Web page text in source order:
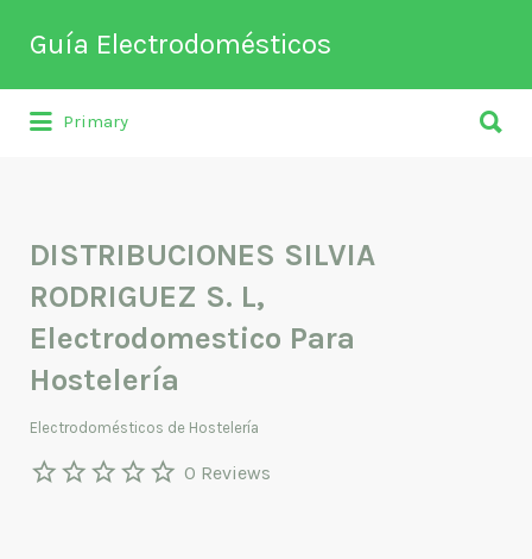
Guía Electrodomésticos
Directorio de empresas relacionadas
Buscar
por:
Primary
por:
DISTRIBUCIONES SILVIA
RODRIGUEZ S. L,
Electrodomestico Para
Hostelería
Electrodomésticos de Hostelería
0 Reviews